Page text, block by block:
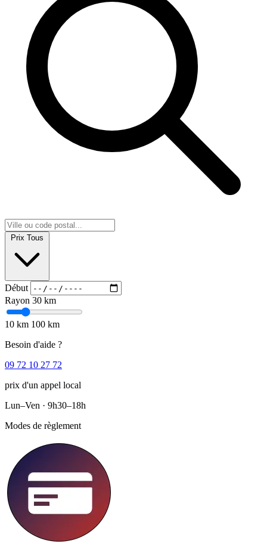
Prix Tous
Début
Rayon 30 km
10 km 100 km
Besoin d'aide ?
09 72 10 27 72
prix d'un appel local
Lun–Ven · 9h30–18h
Modes de règlement